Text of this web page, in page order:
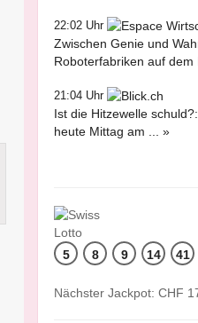
22:02 Uhr
Zwischen Genie und
Roboterfabriken auf
21:04 Uhr
Ist die Hitzewelle
heute Mittag am ... »
5 8 9 14 41
Nächster Jackpot: CHF